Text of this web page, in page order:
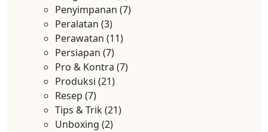
Penyimpanan (7)
Peralatan (3)
Perawatan (11)
Persiapan (7)
Pro & Kontra (7)
Produksi (21)
Resep (7)
Tips & Trik(21)
Unboxing (2)